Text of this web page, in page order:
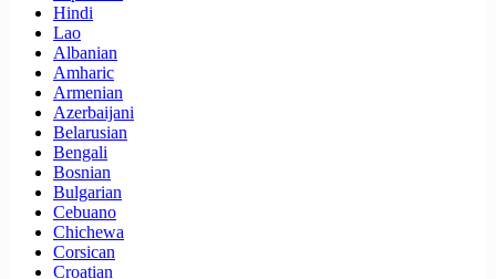
Hindi
Lao
Albanian
Amharic
Armenian
Azerbaijani
Belarusian
Bengali
Bosnian
Bulgarian
Cebuano
Chichewa
Corsican
Croatian